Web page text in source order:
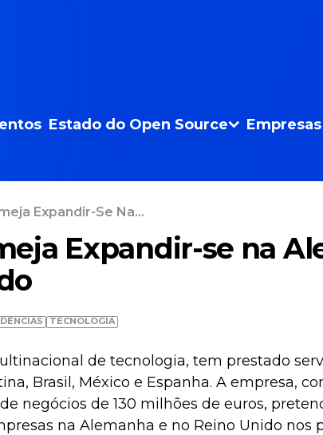
Estado do Open Source Empresas
Expandir-Se Na...
Expandir-se na
TECNOLOGIA
de tecnologia, tem prestado
Brasil, México e Espanha. A empresa,
negócios de 130 milhões de euros,
na Alemanha e no Reino Unido nos